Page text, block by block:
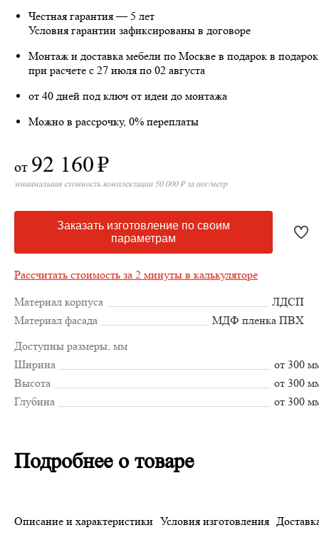
Честная гарантия — 5 лет
Условия гарантии зафиксированы в договоре
Монтаж и доставка мебели по Москве в подарок в подарок
при расчете с 27 июля по 02 августа
от 40 дней под ключ от идеи до монтажа
Можно в рассрочку, 0% переплаты
от 92 160₽
минимальная стоимость комплектации 50 000 ₽ за пог/метр
Заказать изготовление по своим
параметрам
Рассчитать стоимость за 2 минуты в калькуляторе
Материал корпуса
ЛДСП
Материал фасада
МДФ пленка ПВХ
Доступны размеры, мм
Ширина
от 300
Высота
от 300
Глубина
от 300
Подробнее о товаре
Описание и характеристики Условия изготовления